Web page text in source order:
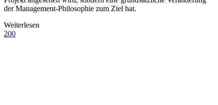
der Management-Philosophie zum Ziel hat.
Weiterlesen
200